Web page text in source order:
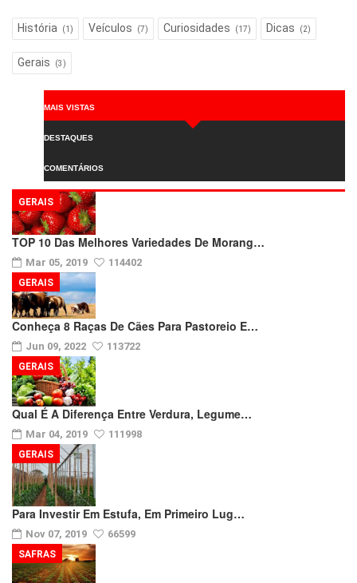
História (1) Veículos (7) Curiosidades (17) Dicas (2)
Gerais (3)
MAIS VISTAS
DESTAQUES
COMENTÁRIOS
TOP 10 Das Melhores Variedades De Morang…
Mar 05, 2019 114402
GERAIS
Conheça 8 Raças De Cães Para Pastoreio E…
Jun 09, 2022 113722
GERAIS
Qual É A Diferença Entre Verdura, Legume…
Mar 04, 2019 111998
GERAIS
Para Investir Em Estufa, Em Primeiro Lug…
Nov 07, 2019 66599
GERAIS
SAFRAS